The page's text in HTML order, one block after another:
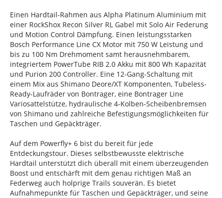
Einen Hardtail-Rahmen aus Alpha Platinum Aluminium mit
einer RockShox Recon Silver RL Gabel mit Solo Air Federung
und Motion Control Dämpfung. Einen leistungsstarken
Bosch Performance Line CX Motor mit 750 W Leistung und
bis zu 100 Nm Drehmoment samt herausnehmbarem,
integriertem PowerTube RIB 2.0 Akku mit 800 Wh Kapazität
und Purion 200 Controller. Eine 12-Gang-Schaltung mit
einem Mix aus Shimano Deore/XT Komponenten, Tubeless-
Ready-Laufräder von Bontrager, eine Bontrager Line
Variosattelstütze, hydraulische 4-Kolben-Scheibenbremsen
von Shimano und zahlreiche Befestigungsmöglichkeiten für
Taschen und Gepäckträger.
Auf dem Powerfly+ 6 bist du bereit für jede
Entdeckungstour. Dieses selbstbewusste elektrische
Hardtail unterstützt dich überall mit einem überzeugenden
Boost und entschärft mit dem genau richtigen Maß an
Federweg auch holprige Trails souverän. Es bietet
Aufnahmepunkte für Taschen und Gepäckträger, und seine